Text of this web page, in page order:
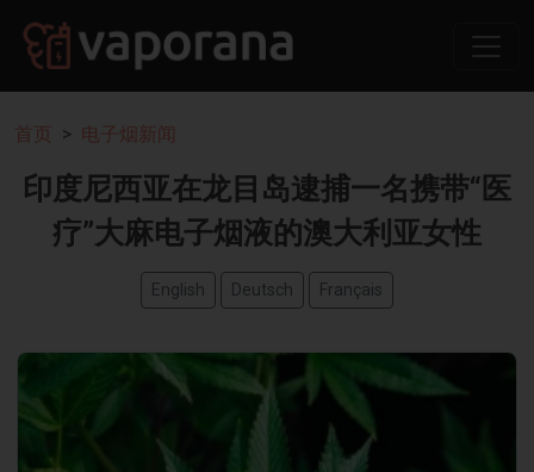
首页 电子烟新闻
印度尼西亚在龙目岛逮捕一名携带“医
疗”大麻电子烟液的澳大利亚女性
English Deutsch Français